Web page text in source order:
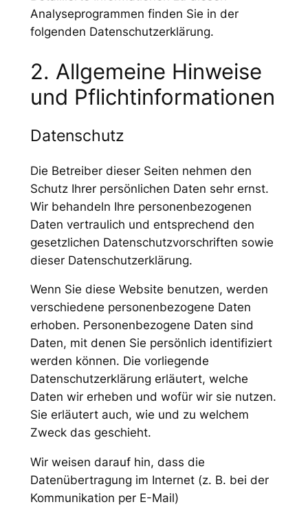
Analyseprogrammen finden Sie in der
folgenden Datenschutzerklärung.
2. Allgemeine Hinweise
und Pflicht­informationen
Datenschutz
Die Betreiber dieser Seiten nehmen den
Schutz Ihrer persönlichen Daten sehr ernst.
Wir behandeln Ihre personenbezogenen
Daten vertraulich und entsprechend den
gesetzlichen Datenschutzvorschriften sowie
dieser Datenschutzerklärung.
Wenn Sie diese Website benutzen, werden
verschiedene personenbezogene Daten
erhoben. Personenbezogene Daten sind
Daten, mit denen Sie persönlich identifiziert
werden können. Die vorliegende
Datenschutzerklärung erläutert, welche
Daten wir erheben und wofür wir sie nutzen.
Sie erläutert auch, wie und zu welchem
Zweck das geschieht.
Wir weisen darauf hin, dass die
Datenübertragung im Internet (z. B. bei der
Kommunikation per E-Mail)